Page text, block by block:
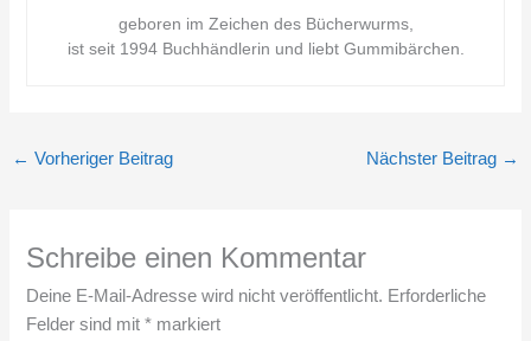
geboren im Zeichen des Bücherwurms,
ist seit 1994 Buchhändlerin und liebt Gummibärchen.
← Vorheriger Beitrag Nächster Beitrag →
Schreibe einen Kommentar
Deine E-Mail-Adresse wird nicht veröffentlicht. Erforderliche
Felder sind mit* markiert